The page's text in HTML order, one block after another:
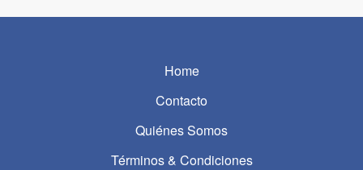
Home
Contacto
Quiénes Somos
Términos & Condiciones